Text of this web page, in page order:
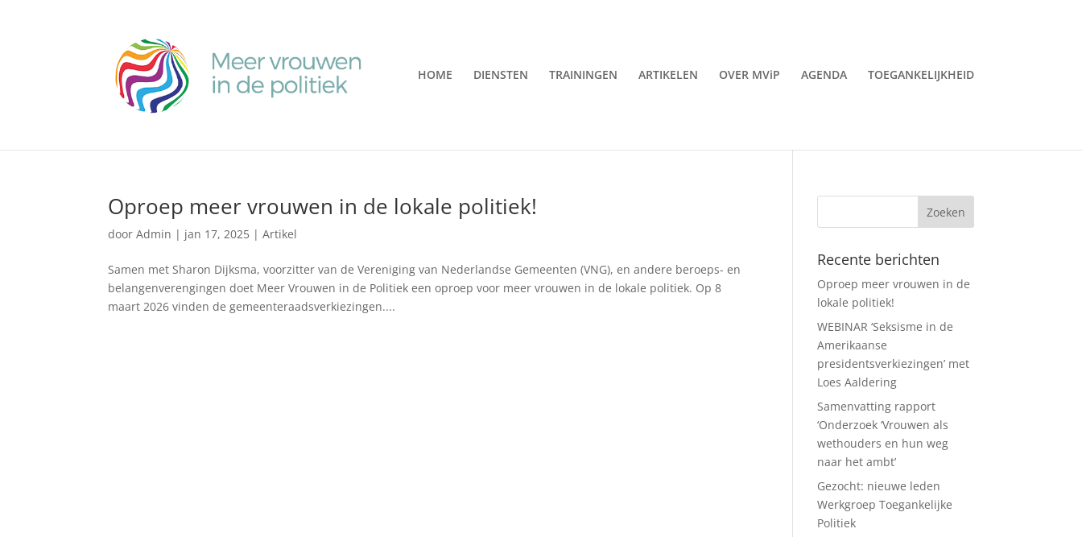
HOME DIENSTEN TRAININGEN ARTIKELEN OVER MViP AGENDA TOEGANKELIJKHEID
Oproep meer vrouwen in de lokale politiek!
doorAdmin | jan 17, 2025 |Artikel
Samen met Sharon Dijksma, voorzitter van de Vereniging van Nederlandse Gemeenten (VNG), en andere beroeps- en
belangenverengingen doet Meer Vrouwen in de Politiek een oproep voor meer vrouwen in de lokale politiek. Op 8
maart 2026 vinden de gemeenteraadsverkiezingen....
Recente berichten
Oproep meer vrouwen in de
lokale politiek!
WEBINAR ‘Seksisme in de
Amerikaanse
presidentsverkiezingen’ met
Loes Aaldering
Samenvatting rapport
‘Onderzoek ‘Vrouwen als
wethouders en hun weg
naar het ambt’
Gezocht: nieuwe leden
Werkgroep Toegankelijke
Politiek